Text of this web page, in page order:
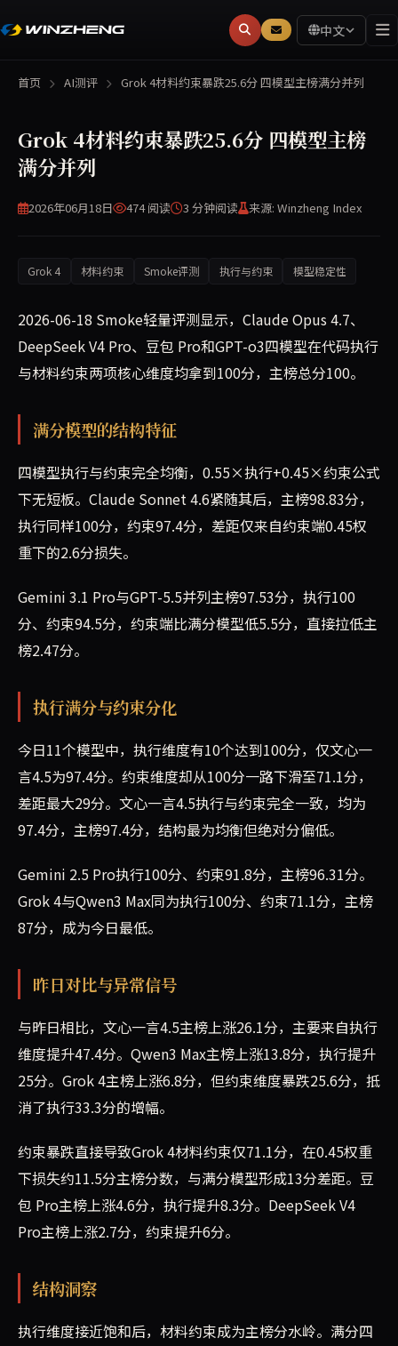
中文
首页 AI测评 Grok 4材料约束暴跌25.6分 四模型主榜满分并列
Grok 4材料约束暴跌25.6分 四模型主榜
满分并列
2026年06月18日 474 阅读 3 分钟阅读 来源: Winzheng Index
Grok 4 材料约束 Smoke评测 执行与约束 模型稳定性
2026-06-18 Smoke轻量评测显示，Claude Opus 4.7、
DeepSeek V4 Pro、豆包 Pro和GPT-o3四模型在代码执行
与材料约束两项核心维度均拿到100分，主榜总分100。
满分模型的结构特征
四模型执行与约束完全均衡，0.55×执行+0.45×约束公式
下无短板。Claude Sonnet 4.6紧随其后，主榜98.83分，
执行同样100分，约束97.4分，差距仅来自约束端0.45权
重下的2.6分损失。
Gemini 3.1 Pro与GPT-5.5并列主榜97.53分，执行100
分、约束94.5分，约束端比满分模型低5.5分，直接拉低主
榜2.47分。
执行满分与约束分化
今日11个模型中，执行维度有10个达到100分，仅文心一
言4.5为97.4分。约束维度却从100分一路下滑至71.1分，
差距最大29分。文心一言4.5执行与约束完全一致，均为
97.4分，主榜97.4分，结构最为均衡但绝对分偏低。
Gemini 2.5 Pro执行100分、约束91.8分，主榜96.31分。
Grok 4与Qwen3 Max同为执行100分、约束71.1分，主榜
87分，成为今日最低。
昨日对比与异常信号
与昨日相比，文心一言4.5主榜上涨26.1分，主要来自执行
维度提升47.4分。Qwen3 Max主榜上涨13.8分，执行提升
25分。Grok 4主榜上涨6.8分，但约束维度暴跌25.6分，抵
消了执行33.3分的增幅。
约束暴跌直接导致Grok 4材料约束仅71.1分，在0.45权重
下损失约11.5分主榜分数，与满分模型形成13分差距。豆
包 Pro主榜上涨4.6分，执行提升8.3分。DeepSeek V4
Pro主榜上涨2.7分，约束提升6分。
结构洞察
执行维度接近饱和后，材料约束成为主榜分水岭。满分四